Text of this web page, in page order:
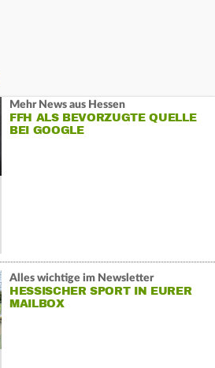
Mehr News aus Hessen
FFH ALS BEVORZUGTE QUELLE
BEI GOOGLE
Alles wichtige im Newsletter
HESSISCHER SPORT IN EURER
MAILBOX